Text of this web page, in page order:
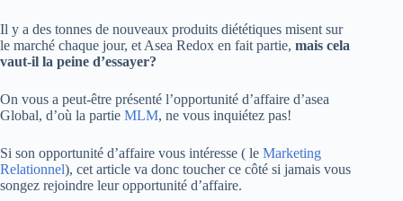
Il y a des tonnes de nouveaux produits diététiques misent sur
le marché chaque jour, et Asea Redox en fait partie, mais cela
vaut-il la peine d’essayer?
On vous a peut-être présenté l’opportunité d’affaire d’asea
Global, d’où la partie MLM, ne vous inquiétez pas!
Si son opportunité d’affaire vous intéresse ( le Marketing
Relationnel), cet article va donc toucher ce côté si jamais vous
songez rejoindre leur opportunité d’affaire.